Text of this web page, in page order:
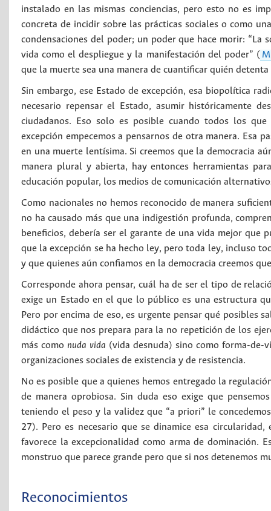
instalado en las mismas conciencias, pero esto no es
concreta de incidir sobre las prácticas sociales o como
condensaciones del poder; un poder que hace morir:
vida como el despliegue y la manifestación del poder” (
que la muerte sea una manera de cuantificar quién
Sin embargo, ese Estado de excepción, esa biopolítica
necesario repensar el Estado, asumir históricamente
ciudadanos. Eso solo es posible cuando todos los
excepción empecemos a pensarnos de otra manera. Esa
en una muerte lentísima. Si creemos que la democracia
manera plural y abierta, hay entonces herramientas
educación popular, los medios de comunicación
Como nacionales no hemos reconocido de manera
no ha causado más que una indigestión profunda,
beneficios, debería ser el garante de una vida mejor que
que la excepción se ha hecho ley, pero toda ley, incluso
y que quienes aún confiamos en la democracia creemos
Corresponde ahora pensar, cuál ha de ser el tipo de
exige un Estado en el que lo público es una estructura
Pero por encima de eso, es urgente pensar qué posibles
didáctico que nos prepara para la no repetición de los
más como nuda vida (vida desnuda) sino como forma-de-
organizaciones sociales de existencia y de resistencia.
No es posible que a quienes hemos entregado la
de manera oprobiosa. Sin duda eso exige que
teniendo el peso y la validez que “a priori” le
27). Pero es necesario que se dinamice esa
favorece la excepcionalidad como arma de dominación.
monstruo que parece grande pero que si nos detenemos
Reconocimientos